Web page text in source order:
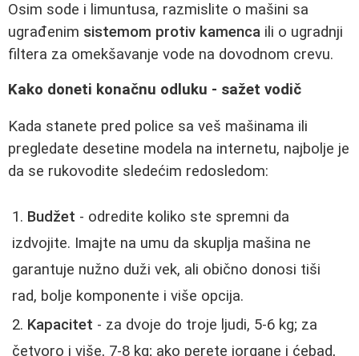
Osim sode i limuntusa, razmislite o mašini sa
ugrađenim sistemom protiv kamenca ili o ugradnji
filtera za omekšavanje vode na dovodnom crevu.
Kako doneti konačnu odluku - sažet vodič
Kada stanete pred police sa veš mašinama ili
pregledate desetine modela na internetu, najbolje je
da se rukovodite sledećim redosledom:
Budžet - odredite koliko ste spremni da
izdvojite. Imajte na umu da skuplja mašina ne
garantuje nužno duži vek, ali obično donosi tiši
rad, bolje komponente i više opcija.
Kapacitet - za dvoje do troje ljudi, 5-6 kg; za
četvoro i više, 7-8 kg; ako perete jorgane i ćebad,